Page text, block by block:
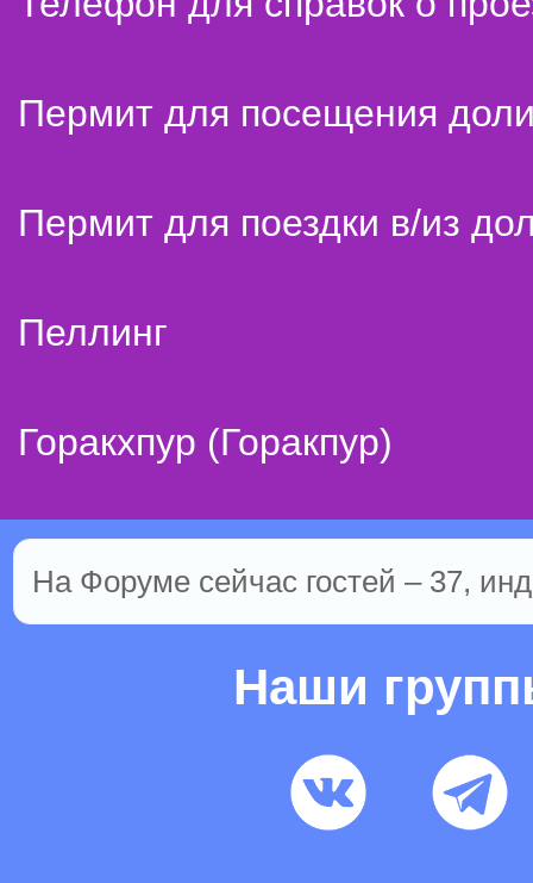
Пермит для посещения
Пермит для поездки в/из
Пеллинг
Горакхпур (Горакпур)
На Форуме сейчас гостей – 37,
Наши